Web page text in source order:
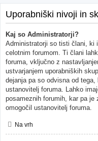
Uporabniški nivoji in
Kaj so Administratorji?
Administratorji so tisti člani, ki
celotnim forumom. Ti člani
foruma, vključno z
ustvarjanjem uporabniških
dejanja pa so odvisna od
ustanovitelj foruma. Lahko
posameznih forumih, kar pa
omogočil ustanovitelj foruma.
Na vrh